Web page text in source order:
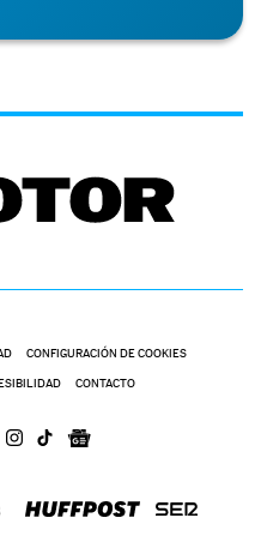
CONFIGURACIÓN DE COOKIES
CONTACTO